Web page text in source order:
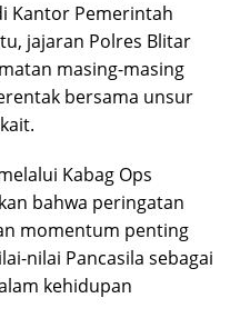
Kantor Pemerintah
jajaran Polres Blitar
masing-masing
bersama unsur
Kabag Ops
bahwa peringatan
momentum penting
nilai Pancasila sebagai
kehidupan